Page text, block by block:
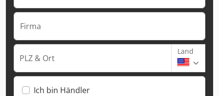
Firma
PLZ & Ort
Land
Ich bin Händler